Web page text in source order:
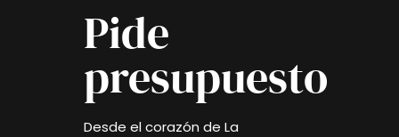
Pide
presupuesto
Desde el corazón de La